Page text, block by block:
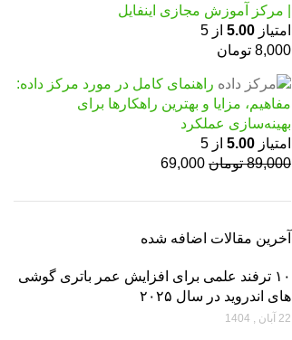
| مرکز آموزش مجازی اینفایل
امتیاز 5.00 از 5
8,000 تومان
راهنمای کامل در مورد مرکز داده:
مفاهیم، مزایا و بهترین راهکارها برای
بهینه‌سازی عملکرد
امتیاز 5.00 از 5
89,000 تومان 69,000
آخرین مقالات اضافه شده
۱۰ ترفند علمی برای افزایش عمر باتری گوشی‌
های اندروید در سال ۲۰۲۵
22 آبان , 1404